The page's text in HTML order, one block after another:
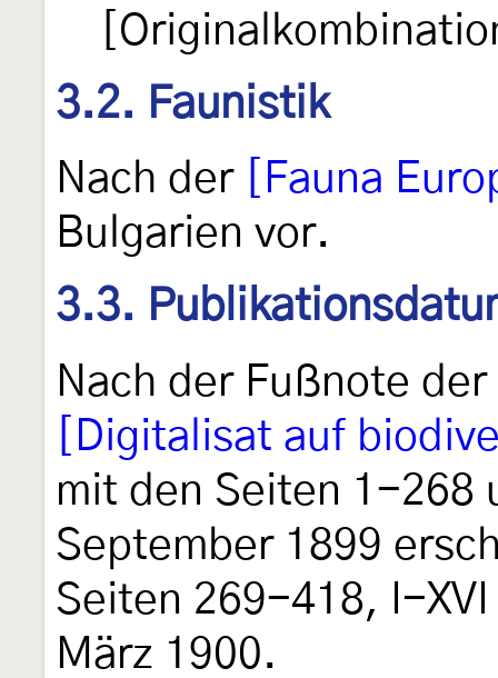
3.2. Faunistik
Nach der
[Fauna
Bulgarien vor.
3.3.
Nach der Fußnote
[Digitalisat auf
mit den Seiten 1-268
September 1899
Seiten 269-418, I-XVI
März 1900.